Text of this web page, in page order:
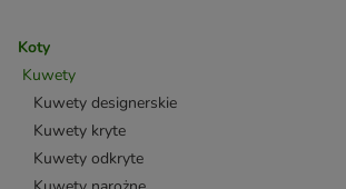
Koty
Kuwety
Kuwety designerskie
Kuwety kryte
Kuwety odkryte